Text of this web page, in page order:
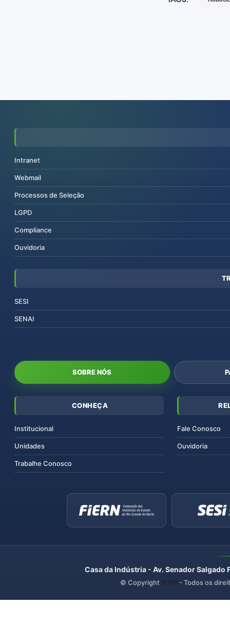
Intranet
Webmail
Processos de Seleção
LGPD
Compliance
Ouvidoria
SESI
SENAI
SOBRE NÓS
CONHEÇA
Institucional
Unidades
Trabalhe Conosco
Fale Conosco
Ouvidoria
Casa da Indústria - Av. Senador
© Copyright 2026 - Todos os